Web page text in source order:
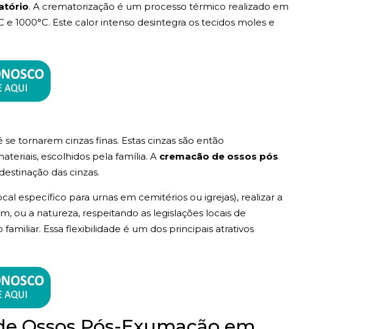
. A crematorização é um processo térmico realizado em
1000°C. Este calor intenso desintegra os tecidos moles e
tornarem cinzas finas. Estas cinzas são então
escolhidos pela família. A cremacão de ossos pós
das cinzas.
específico para urnas em cemitérios ou igrejas), realizar a
ou a natureza, respeitando as legislações locais de
Essa flexibilidade é um dos principais atrativos